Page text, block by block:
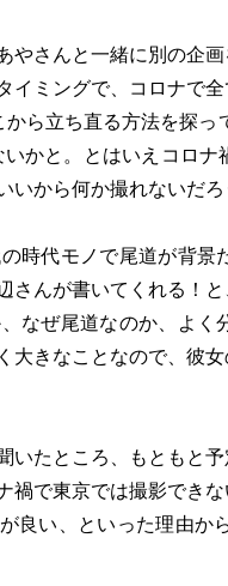
やさんと一緒に別の企
イミングで、コロナで
ら立ち直る方法を探
いかと。とはいえコロ
いから何か撮れないだ
時代モノで尾道が背
さんが書いてくれる！
なぜ尾道なのか、よ
大きなことなので、彼
いたところ、もともと
禍で東京では撮影でき
良い、といった理由か